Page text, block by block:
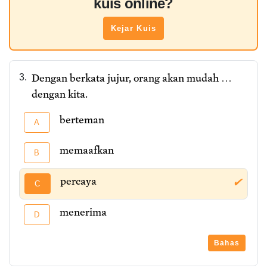
Kejar Kuis
3. Dengan berkata jujur, orang akan mudah …
dengan kita.
A berteman
B memaafkan
C ✔
percaya
D menerima
Bahas